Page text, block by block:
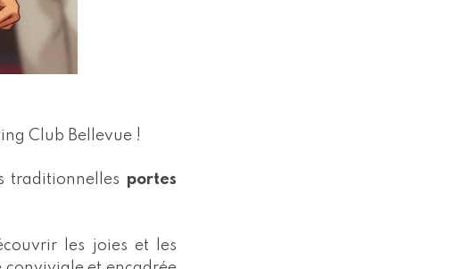
Club Bellevue !
traditionnelles portes
les joies et les